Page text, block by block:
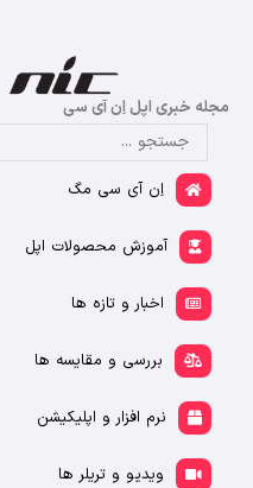
مجله خبری اپل اِن آی سی
اِن آی سی مگ
آموزش محصولات اپل
اخبار و تازه ها
بررسی و مقایسه ها
نرم افزار و اپلیکیشن
ویدیو و تریلر ها